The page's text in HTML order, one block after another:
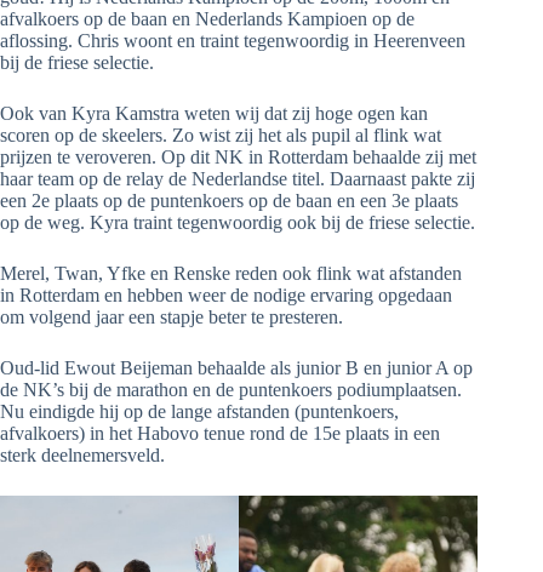
afvalkoers op de baan en Nederlands Kampioen op de
aflossing. Chris woont en traint tegenwoordig in Heerenveen
bij de friese selectie.
Ook van Kyra Kamstra weten wij dat zij hoge ogen kan
scoren op de skeelers. Zo wist zij het als pupil al flink wat
prijzen te veroveren. Op dit NK in Rotterdam behaalde zij met
haar team op de relay de Nederlandse titel. Daarnaast pakte zij
een 2e plaats op de puntenkoers op de baan en een 3e plaats
op de weg. Kyra traint tegenwoordig ook bij de friese selectie.
Merel, Twan, Yfke en Renske reden ook flink wat afstanden
in Rotterdam en hebben weer de nodige ervaring opgedaan
om volgend jaar een stapje beter te presteren.
Oud-lid Ewout Beijeman behaalde als junior B en junior A op
de NK’s bij de marathon en de puntenkoers podiumplaatsen.
Nu eindigde hij op de lange afstanden (puntenkoers,
afvalkoers) in het Habovo tenue rond de 15e plaats in een
sterk deelnemersveld.